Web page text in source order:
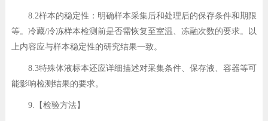
8.2样本的稳定性：明确样本采集后和处理后的保存条件和期限
等。冷藏/冷冻样本检测前是否需恢复至室温、冻融次数的要求。以
上内容应与样本稳定性的研究结果一致。
8.3特殊体液标本还应详细描述对采集条件、保存液、容器等可
能影响检测结果的要求。
9.【检验方法】